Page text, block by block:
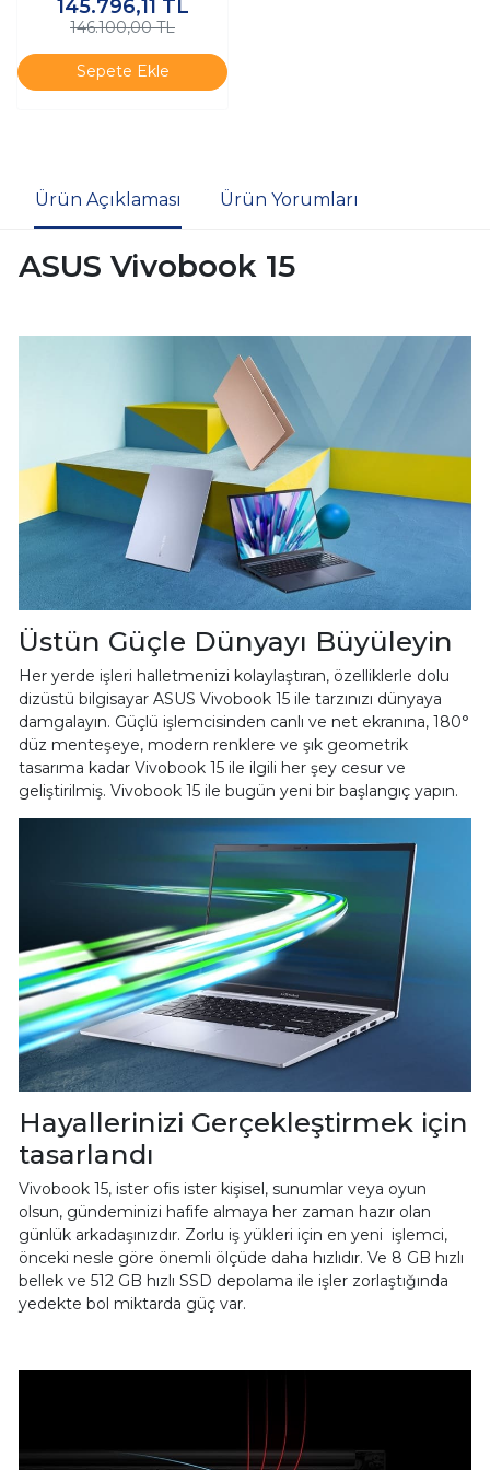
SSD Windows 11 Pro K6
145.796,11 TL
146.100,00 TL
Sepete Ekle
Ürün Açıklaması Ürün Yorumları
ASUS Vivobook 15
Üstün Güçle Dünyayı Büyüleyin
Her yerde işleri halletmenizi kolaylaştıran, özelliklerle dolu
dizüstü bilgisayar ASUS Vivobook 15 ile tarzınızı dünyaya
damgalayın. Güçlü işlemcisinden canlı ve net ekranına, 180°
düz menteşeye, modern renklere ve şık geometrik
tasarıma kadar Vivobook 15 ile ilgili her şey cesur ve
geliştirilmiş. Vivobook 15 ile bugün yeni bir başlangıç yapın.
Hayallerinizi Gerçekleştirmek için
tasarlandı
Vivobook 15, ister ofis ister kişisel, sunumlar veya oyun
olsun, gündeminizi hafife almaya her zaman hazır olan
günlük arkadaşınızdır. Zorlu iş yükleri için en yeni işlemci,
önceki nesle göre önemli ölçüde daha hızlıdır. Ve 8 GB hızlı
bellek ve 512 GB hızlı SSD depolama ile işler zorlaştığında
yedekte bol miktarda güç var.